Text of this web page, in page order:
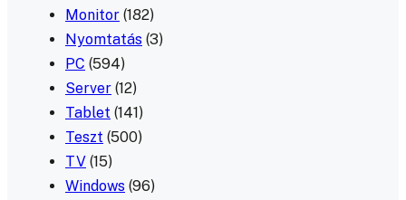
Monitor (182)
Nyomtatás (3)
PC (594)
Server (12)
Tablet (141)
Teszt (500)
TV (15)
Windows (96)